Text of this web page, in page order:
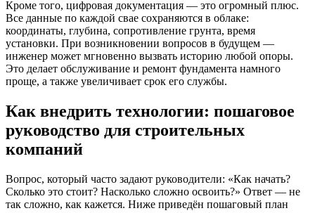
Кроме того, цифровая документация — это огромный плюс.
Все данные по каждой свае сохраняются в облаке:
координаты, глубина, сопротивление грунта, время
установки. При возникновении вопросов в будущем —
инженер может мгновенно вызвать историю любой опоры.
Это делает обслуживание и ремонт фундамента намного
проще, а также увеличивает срок его службы.
Как внедрить технологии: пошаговое
руководство для строительных
компаний
Вопрос, который часто задают руководители: «Как начать?
Сколько это стоит? Насколько сложно освоить?» Ответ — не
так сложно, как кажется. Ниже приведён пошаговый план